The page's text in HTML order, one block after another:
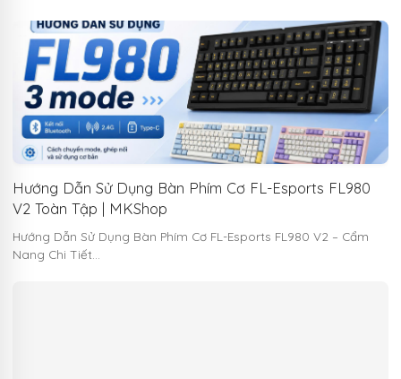
Hướng Dẫn Sử Dụng Bàn Phím Cơ FL-Esports FL980
V2 Toàn Tập | MKShop
Hướng Dẫn Sử Dụng Bàn Phím Cơ FL-Esports FL980 V2 – Cẩm
Nang Chi Tiết…